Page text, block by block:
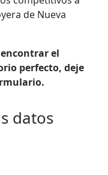
de Nueva
el
perfecto, deje
datos